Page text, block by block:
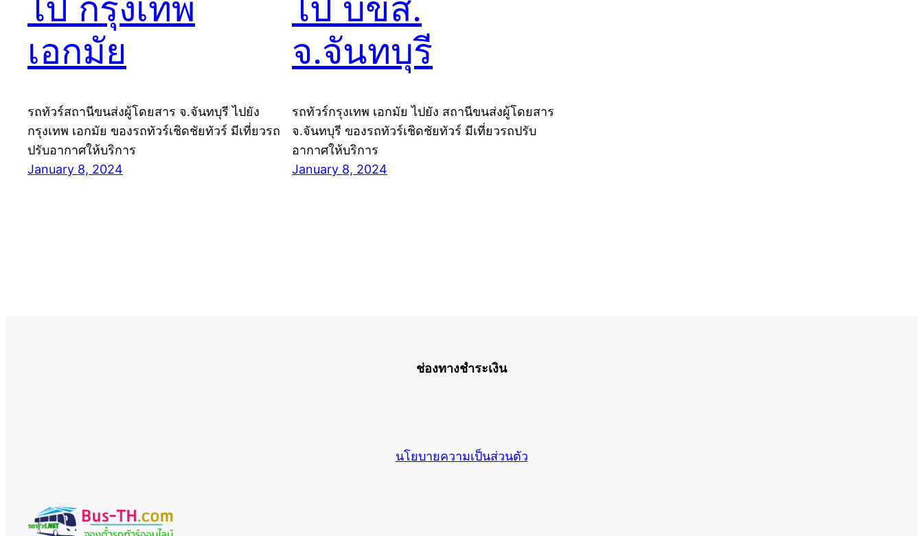
เอกมัย
รถทัวร์สถานีขนส่งผู้โดยสาร จ.จันทบุรี ไปยัง
กรุงเทพ เอกมัย ของรถทัวร์เชิดชัยทัวร์ มีเที่ยวรถ
ปรับอากาศให้บริการ
January 8, 2024
จ.จันทบุรี
รถทัวร์กรุงเทพ เอกมัย ไปยัง สถานีขนส่งผู้โดยสาร
จ.จันทบุรี ของรถทัวร์เชิดชัยทัวร์ มีเที่ยวรถปรับ
อากาศให้บริการ
January 8, 2024
ช่องทางชำระเงิน
นโยบายความเป็นส่วนตัว